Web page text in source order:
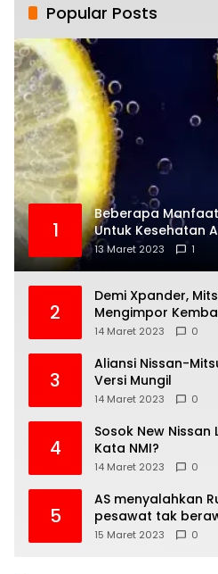
Popular Posts
1
Beberapa
Untuk Kesehatan
13 Maret 2023 1
2
Demi Xpander,
Mengimpor
14 Maret 2023 0
3
Aliansi Nissan-
Versi Mungil
14 Maret 2023 0
4
Sosok New Nissan
Kata NMI?
14 Maret 2023 0
5
AS menyalahkan
pesawat tak
Moskow
15 Maret 2023 0